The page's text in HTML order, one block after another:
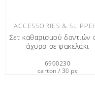
ACCESSORIES &
Βάση Κυλινδρική
0802301
carton / 10 pc